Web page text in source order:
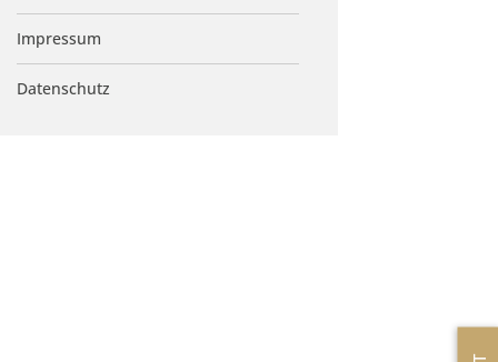
Impressum
Datenschutz